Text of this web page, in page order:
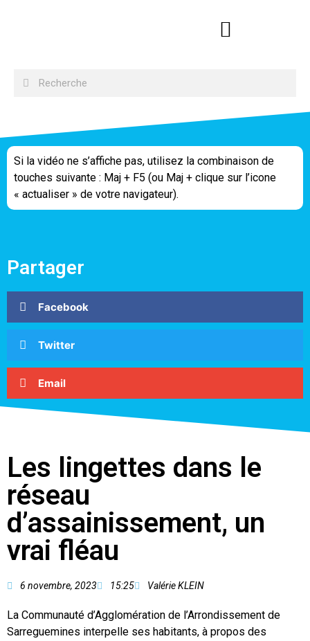
Si la vidéo ne s’affiche pas, utilisez la combinaison de
touches suivante : Maj + F5 (ou Maj + clique sur l’icone
« actualiser » de votre navigateur).
Partager
Facebook
Twitter
Email
Les lingettes dans le
réseau
d’assainissement, un
vrai fléau
6 novembre, 2023 15:25 Valérie KLEIN
La Communauté d’Agglomération de l’Arrondissement de
Sarreguemines interpelle ses habitants, à propos des